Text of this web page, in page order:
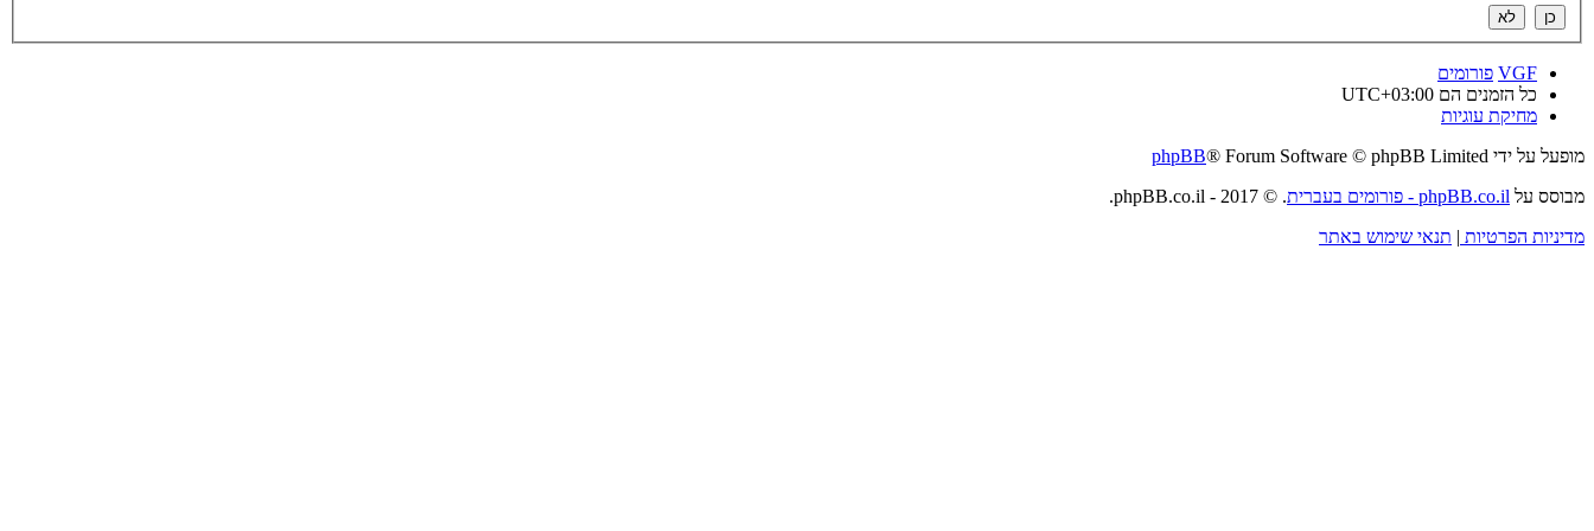
VGF פורומים
כל הזמנים הם UTC+03:00
מחיקת עוגיות
מופעל על ידי
phpBB® Forum Software © phpBB Limited
מבוסס על phpBB.co.il - פורומים בעברית
. © 2017 - phpBB.co.il.
מדיניות הפרטיות | תנאי שימוש באתר